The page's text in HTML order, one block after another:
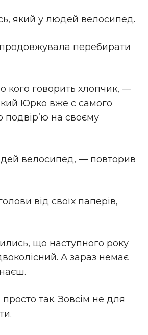
який у людей велосипед.
перебирати
кого говорить хлопчик, —
Юрко вже с самого
подвір’ю на своєму
велосипед, — повторив
від своїх паперів,
що наступного року
А зараз немає
так. Зовсім не для